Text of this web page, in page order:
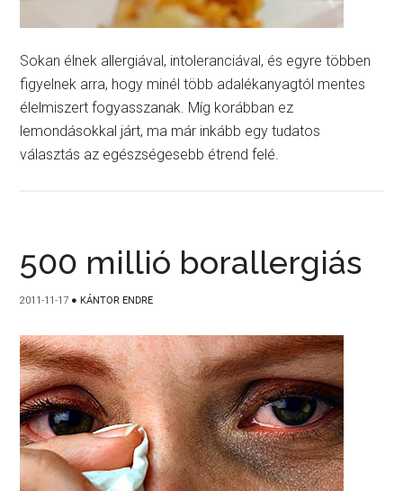
Sokan élnek allergiával, intoleranciával, és egyre többen
figyelnek arra, hogy minél több adalékanyagtól mentes
élelmiszert fogyasszanak. Míg korábban ez
lemondásokkal járt, ma már inkább egy tudatos
választás az egészségesebb étrend felé.
500 millió borallergiás
2011-11-17 ● KÁNTOR ENDRE